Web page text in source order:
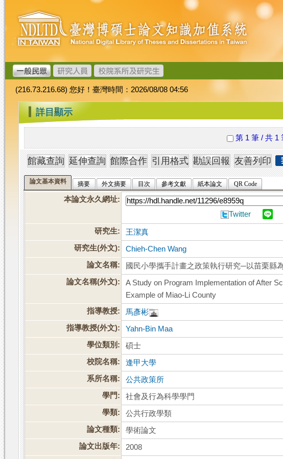
跳
到
主
要
內
容
臺
灣
博
碩
士
論
文
加
值
系
統
(216.73.216.68) 您好！臺灣時間：2026/08/08 04:56
::: 詳目顯示
第 1 筆 / 共 1
論文基本資料 摘要 外文摘要 目次 參考文獻 紙本論文 QR Code
本論文永久網址:
Twitter
研究生:
王潔真
研究生(外文):
Chieh-Chen Wang
論文名稱:
國民小學攜手計畫之政策執行研究─以苗栗縣
論文名稱(外文):
A Study on Program Implementation of After
Example of Miao-Li County
指導教授:
馬彥彬
指導教授(外文):
Yahn-Bin Maa
學位類別:
碩士
校院名稱:
逢甲大學
系所名稱:
公共政策所
學門:
社會及行為科學學門
學類:
公共行政學類
論文種類:
學術論文
論文出版年:
2008